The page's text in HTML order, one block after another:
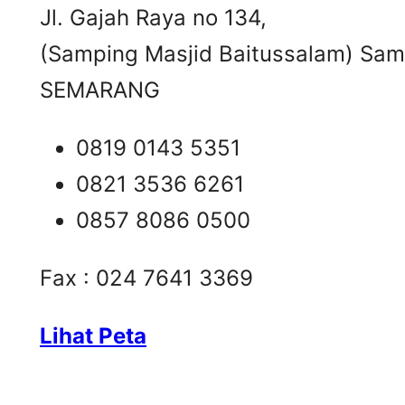
Jl. Gajah Raya no 134,
(Samping Masjid Baitussalam)
SEMARANG
0819 0143 5351
0821 3536 6261
0857 8086 0500
Fax : 024 7641 3369
Lihat Peta